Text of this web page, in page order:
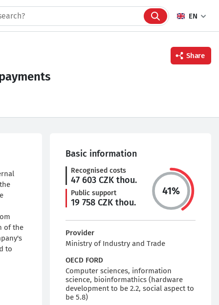
EN
Twitter
Share
of the
to
Basic information
Recognised costs
47 603 CZK thou.
Public support
19 758 CZK thou.
41%
Provider
Ministry of Industry and Trade
OECD FORD
Computer sciences, information
science, bioinformathics (hardware
development to be 2.2, social aspect to
be 5.8)